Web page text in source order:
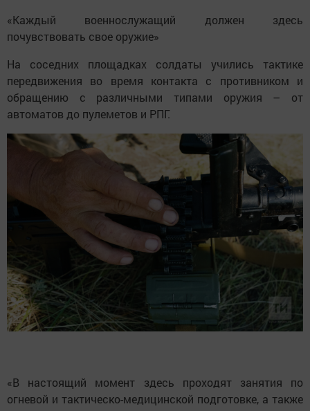
«Каждый военнослужащий должен здесь
почувствовать свое оружие»
На соседних площадках солдаты учились тактике
передвижения во время контакта с противником и
обращению с различными типами оружия – от
автоматов до пулеметов и РПГ.
«В настоящий момент здесь проходят занятия по
огневой и тактическо-медицинской подготовке, а также